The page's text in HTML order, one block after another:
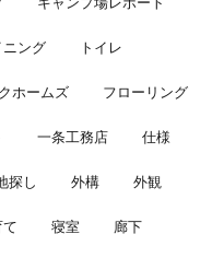
ニング トイレ
ホームズ フローリング
一条工務店 仕様
探し 外構 外観
寝室 廊下